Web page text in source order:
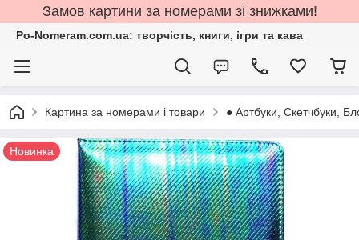
Замов картини за номерами зі знижками!
Po-Nomeram.com.ua: творчість, книги, ігри та кава
Картина за номерами і товари ● Артбуки, Скетчбуки,
Новинка